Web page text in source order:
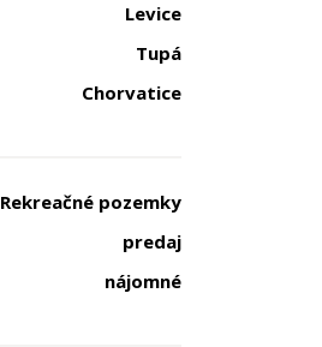
Levice
Tupá
Chorvatice
Rekreačné pozemky
predaj
nájomné